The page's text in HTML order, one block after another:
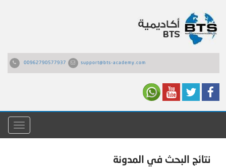
00962790577937 support@bts-academy.com
القائمة
نتائج البحث في المدونة